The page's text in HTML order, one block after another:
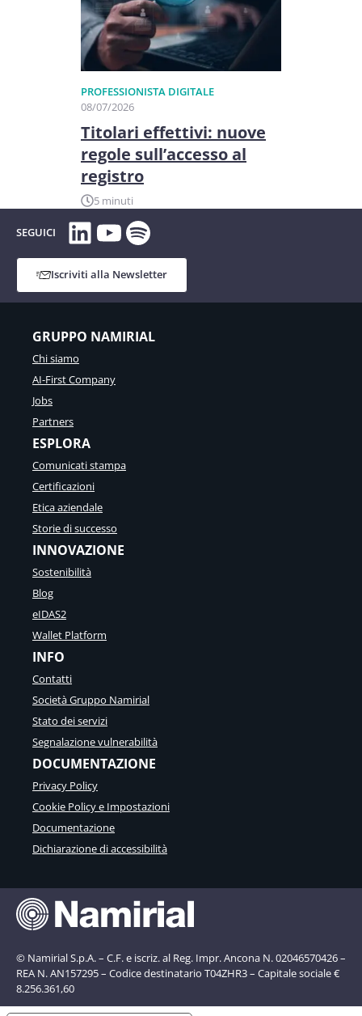
PROFESSIONISTA DIGITALE
08/07/2026
Titolari effettivi: nuove
regole sull’accesso al
registro
5 minuti
SEGUICI LinkedIn
YouTube
Spotify
Iscriviti alla Newsletter
GRUPPO NAMIRIAL
Chi siamo
AI-First Company
Jobs
Partners
ESPLORA
Comunicati stampa
Certificazioni
Etica aziendale
Storie di successo
INNOVAZIONE
Sostenibilità
Blog
eIDAS2
Wallet Platform
INFO
Contatti
Società Gruppo Namirial
Stato dei servizi
Segnalazione vulnerabilità
DOCUMENTAZIONE
Privacy Policy
Cookie Policy e Impostazioni
Documentazione
Dichiarazione di accessibilità
© Namirial S.p.A. – C.F. e iscriz. al Reg. Impr. Ancona N. 02046570426 –
REA N. AN157295 – Codice destinatario T04ZHR3 – Capitale sociale €
8.256.361,60